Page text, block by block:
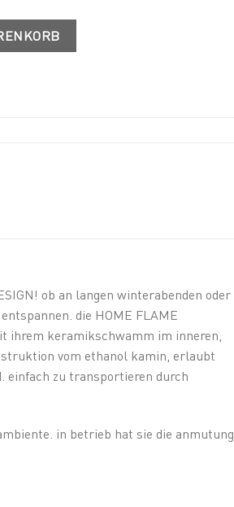
ob an langen winterabenden oder
die HOME FLAME
ihrem keramikschwamm im inneren,
vom ethanol kamin, erlaubt
zu transportieren durch
in betrieb hat sie die anmutung